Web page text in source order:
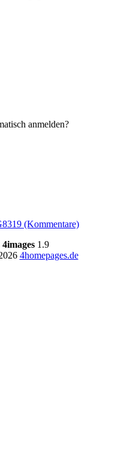
anmelden?
4images 1.9
4homepages.de